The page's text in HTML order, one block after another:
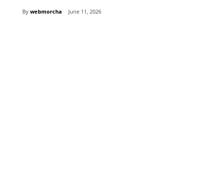
By webmorcha June 11, 2026